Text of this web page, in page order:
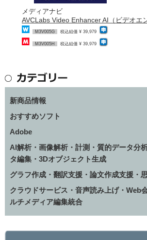
メディアナビ
AVCLabs Video Enhancer AI（ビデオエ
M3V005G 税込組価 ¥ 39,979
M3V005H 税込組価 ¥ 39,979
新商品情報
おすすめソフト
Adobe
AI解析・画像解析・計測・質的データ分
タ編集・3Dオブジェクト生成
グラフ作成・翻訳支援・論文作成支援・
クラウドサービス・音声読み上げ・Web
ルチメディア編集統合